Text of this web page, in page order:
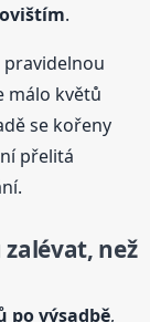
.
pravidelnou
málo květů
se kořeny
přelitá
zalévat, než
po výsadbě,